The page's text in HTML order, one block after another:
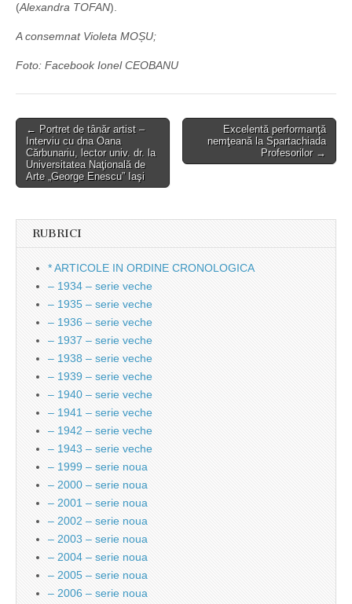
(Alexandra TOFAN).
A consemnat Violeta MOȘU;
Foto: Facebook Ionel CEOBANU
Post
navigation
← Portret de tânăr artist –
Interviu cu dna Oana
Cărbunariu, lector univ. dr. la
Universitatea Naţională de
Arte „George Enescu” Iaşi
Excelentă performanţă
nemţeană la Spartachiada
Profesorilor →
RUBRICI
* ARTICOLE IN ORDINE CRONOLOGICA
– 1934 – serie veche
– 1935 – serie veche
– 1936 – serie veche
– 1937 – serie veche
– 1938 – serie veche
– 1939 – serie veche
– 1940 – serie veche
– 1941 – serie veche
– 1942 – serie veche
– 1943 – serie veche
– 1999 – serie noua
– 2000 – serie noua
– 2001 – serie noua
– 2002 – serie noua
– 2003 – serie noua
– 2004 – serie noua
– 2005 – serie noua
– 2006 – serie noua